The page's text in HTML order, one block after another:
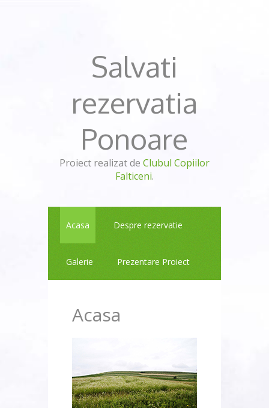
Salvati
rezervatia
Ponoare
Proiect realizat de Clubul Copiilor
Falticeni.
Acasa Despre rezervatie
Galerie Prezentare Proiect
Acasa